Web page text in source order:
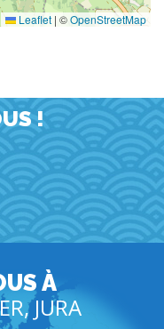
Leaflet | ©OpenStreetMap
!
À
JURA